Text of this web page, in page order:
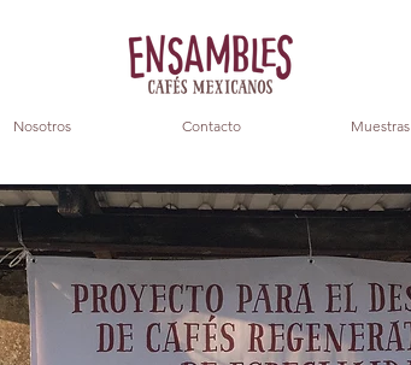
Nosotros Contacto Muestras